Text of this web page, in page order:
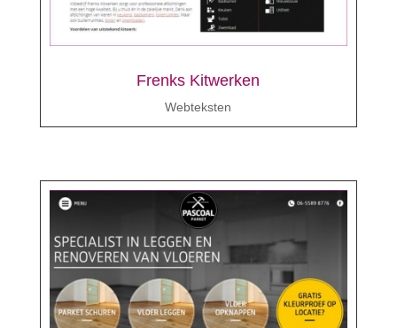
Frenks Kitwerken
Webteksten